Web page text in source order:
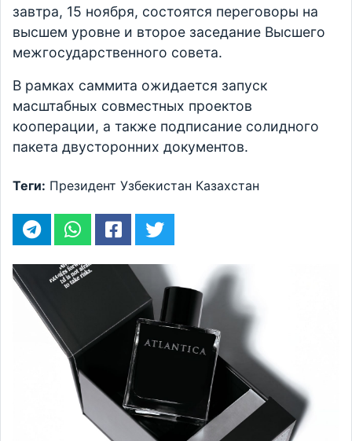
завтра, 15 ноября, состоятся переговоры на
высшем уровне и второе заседание Высшего
межгосударственного совета.
В рамках саммита ожидается запуск
масштабных совместных проектов
кооперации, а также подписание солидного
пакета двусторонних документов.
Теги: Президент Узбекистан Казахстан